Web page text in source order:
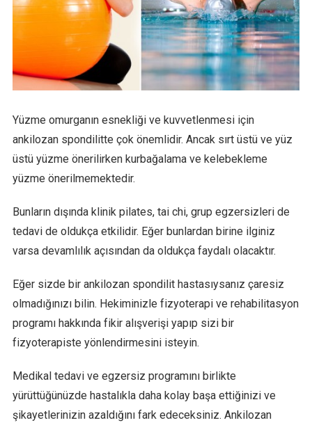
Yüzme omurganın esnekliği ve kuvvetlenmesi için
ankilozan spondilitte çok önemlidir. Ancak sırt üstü ve yüz
üstü yüzme önerilirken kurbağalama ve kelebekleme
yüzme önerilmemektedir.
Bunların dışında klinik pilates, tai chi, grup egzersizleri de
tedavi de oldukça etkilidir. Eğer bunlardan birine ilginiz
varsa devamlılık açısından da oldukça faydalı olacaktır.
Eğer sizde bir ankilozan spondilit hastasıysanız çaresiz
olmadığınızı bilin. Hekiminizle fizyoterapi ve rehabilitasyon
programı hakkında fikir alışverişi yapıp sizi bir
fizyoterapiste yönlendirmesini isteyin.
Medikal tedavi ve egzersiz programını birlikte
yürüttüğünüzde hastalıkla daha kolay başa ettiğinizi ve
şikayetlerinizin azaldığını fark edeceksiniz. Ankilozan